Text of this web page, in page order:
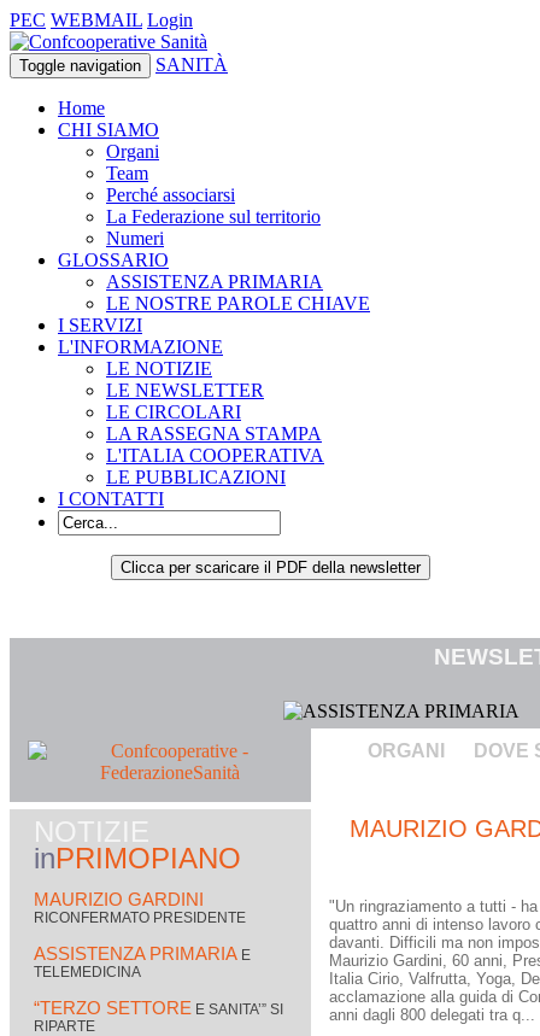
PEC WEBMAIL Login
Toggle navigation SANITÀ
Home
CHI SIAMO
Organi
Team
Perché associarsi
La Federazione sul territorio
Numeri
GLOSSARIO
ASSISTENZA PRIMARIA
LE NOSTRE PAROLE CHIAVE
I SERVIZI
L'INFORMAZIONE
LE NOTIZIE
LE NEWSLETTER
LE CIRCOLARI
LA RASSEGNA STAMPA
L'ITALIA COOPERATIVA
LE PUBBLICAZIONI
I CONTATTI
ORGANI DOVE
NOTIZIE
inPRIMO PIANO
MAURIZIO GARDINI
RICONFERMATO PRESIDENTE
ASSISTENZA PRIMARIA E
TELEMEDICINA
“TERZO SETTORE E SANITA’” SI
RIPARTE
MAURIZIO
"Un ringraziamento a tutti -
quattro anni di intenso lavoro
davanti. Difficili ma non
Maurizio Gardini, 60 anni,
Italia Cirio, Valfrutta, Yoga,
acclamazione alla guida di
anni dagli 800 delegati tra q...